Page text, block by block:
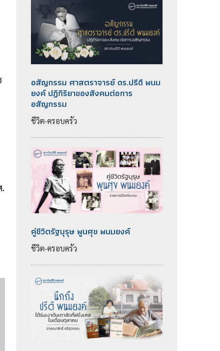
อสัญกรรม ศาสตราจารย์ ดร.ปรีดี พนม
ยงค์ ปฏิกิริยาของสังคมต่อการ
อสัญกรรม
ชีวิต-ครอบครัว
คู่ชีวิตรัฐบุรุษ พูนศุข พนมยงค์
ชีวิต-ครอบครัว